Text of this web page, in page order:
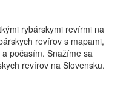
rybárskymi revírmi na
revírov s mapami,
počasím. Snažíme sa
revírov na Slovensku.